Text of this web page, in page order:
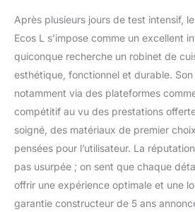
Après plusieurs jours de test intensif,
Ecos L s’impose comme un excellent
quiconque recherche un robinet de
esthétique, fonctionnel et durable.
notamment via des plateformes
compétitif au vu des prestations
soigné, des matériaux de premier
pensées pour l’utilisateur. La
pas usurpée ; on sent que chaque
offrir une expérience optimale et une
garantie constructeur de 5 ans